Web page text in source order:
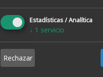
Estadísticas / Analítica
↓ 1 servicio
Rechazar